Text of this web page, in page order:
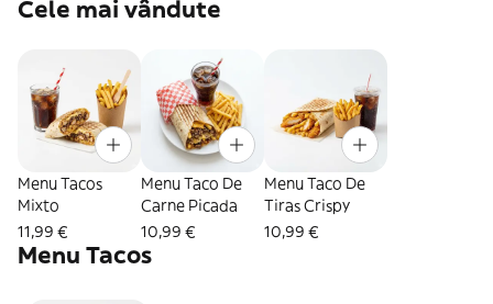
Cele mai vândute
Menu Tacos
Mixto
11,99 €
Menu Taco De
Carne Picada
10,99 €
Menu Taco De
Tiras Crispy
10,99 €
Menu Tacos